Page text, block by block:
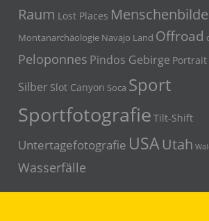
Raum Lost Places
Montanarchäologie Navajo Land Offroad
Peloponnes Pindos Gebirge Portrait
Silber Slot Canyon Soca Sport
Sportfotografie Tilt-Shift
Untertagefotografie USAUtah
Wasserfälle